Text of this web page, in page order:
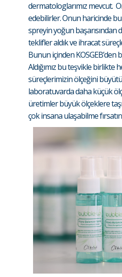
dermatologlarımız mevcut.
edebilirler. Onun haricinde
spreyin yoğun başarısından
teklifler aldık ve ihracat
Bunun içinden KOSGEB’den
Aldığımız bu teşvikle birlikte
süreçlerimizin ölçeğini
laboratuvarda daha küçük
üretimler büyük ölçeklere
çok insana ulaşabilme